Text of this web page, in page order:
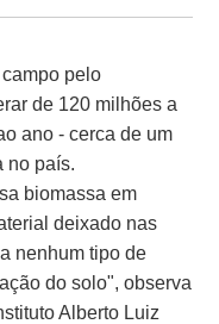
pelo
de 120 milhões a
ano - cerca de um
no país.
biomassa em
deixado nas
nenhum tipo de
do solo", observa
Alberto Luiz